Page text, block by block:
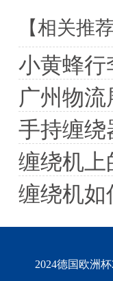
【相关推
小黄蜂行
广州物
手持缠绕
缠绕机上
缠绕机如
2024德国欧洲